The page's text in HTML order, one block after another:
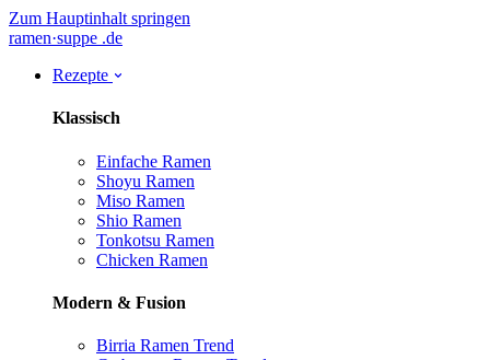
Zum Hauptinhalt springen
ramen·suppe .de
Rezepte
Klassisch
Einfache Ramen
Shoyu Ramen
Miso Ramen
Shio Ramen
Tonkotsu Ramen
Chicken Ramen
Modern & Fusion
Birria Ramen Trend